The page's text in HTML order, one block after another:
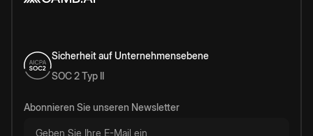
Sicherheit auf Unternehmensebene
SOC 2 Typ II
Abonnieren Sie unseren Newsletter